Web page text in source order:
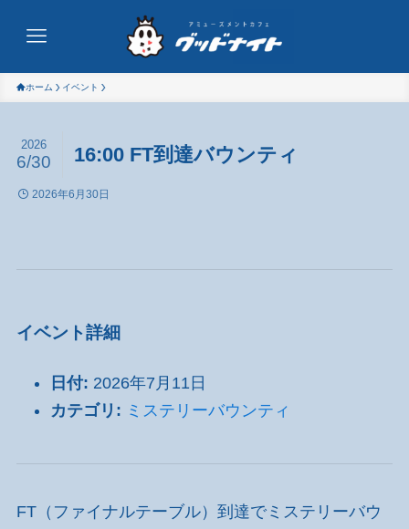
ホーム イベント
16:00 FT到達バウンティ
2026
6/30
2026年6月30日
イベント詳細
日付: 2026年7月11日
カテゴリ: ミステリーバウンティ
FT（ファイナルテーブル）到達でミステリーバウ